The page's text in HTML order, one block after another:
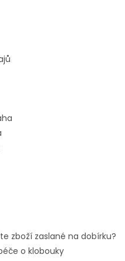
zboží zaslané na dobírku?
o klobouky